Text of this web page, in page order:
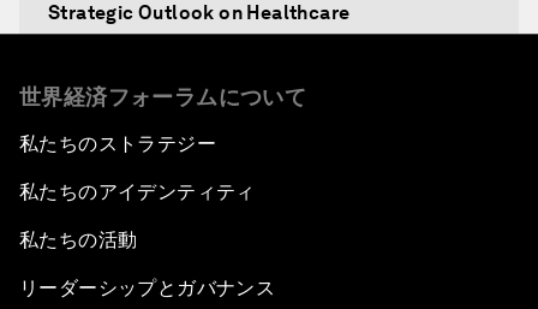
Strategic Outlook on Healthcare
Water for Life
Strategic Outlook on the Digital Economy
世界経済フォーラムについて
私たちのストラテジー
私たちのアイデンティティ
私たちの活動
リーダーシップとガバナンス